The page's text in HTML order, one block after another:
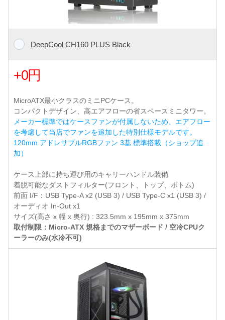
DeepCool CH160 PLUS Black
+0円
MicroATX最小クラスのミニPCケース。
コンパクトデザイン、高エアフローの省スペースミニタワー。
メーカー標準ではケースファンが付属しないため、エアフロー
を考慮して当店でファンを追加した特別仕様モデルです。
120mm アドレサブルRGBファン 3基 標準搭載（ショップ追
加）
ケース上部に持ち運び用のキャリーハンドル装備
着脱可能なダストフィルター(フロント、トップ、ボトム)
前面 I/F：USB Type-A x2 (USB 3) / USB Type-C x1 (USB 3) /
オーディオ In-Out x1
サイズ(高さ x 幅 x 奥行) : 323.5mm x 195mm x 375mm
取付制限：Micro-ATX 規格までのマザーボード / 空冷CPUク
ーラーのみ(水冷不可)